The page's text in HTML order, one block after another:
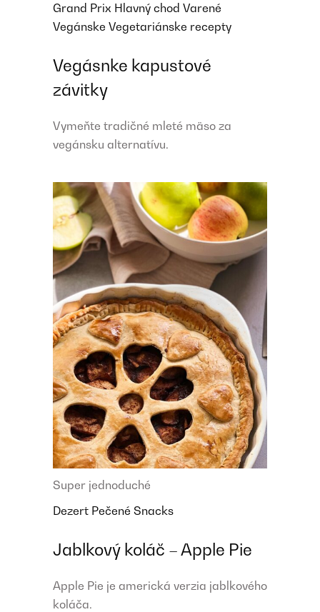
Grand Prix Hlavný chod Varené
Vegánske Vegetariánske recepty
Vegásnke kapustové
závitky
Vymeňte tradičné mleté mäso za
vegánsku alternatívu.
Super jednoduché
Dezert Pečené Snacks
Jablkový koláč – Apple Pie
Apple Pie je americká verzia jablkového
koláča.